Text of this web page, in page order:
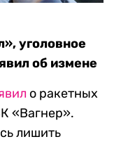
уголовное
об измене
о ракетных
«Вагнер».
лишить